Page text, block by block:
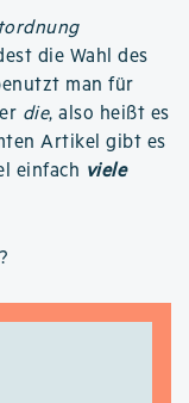
die Wahl des
man für
die, also heißt es
Artikel gibt es
einfach viele
?